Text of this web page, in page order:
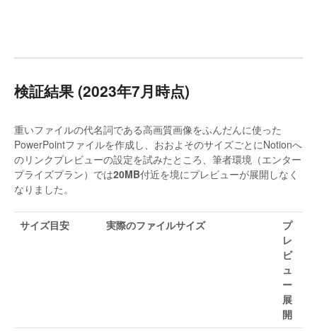
検証結果 (2023年7月時点)
重いファイルの代名詞である高画質画像をふんだんに使った
PowerPointファイルを作成し、おおよそのサイズごとにNotionへ
のリンクプレビューの設定を試みたところ、筆者環境（エンター
プライズプラン）では20MB付近を境にプレビューが展開しなく
なりました。
サイズ目安 実際のファイルサイズ
プ
レ
ビ
ュ
ー
展
開